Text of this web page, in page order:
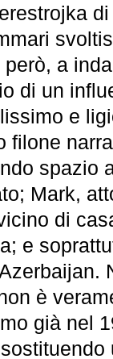
a
di un
e
filone
spazio
Mark,
di
e
è
già nel